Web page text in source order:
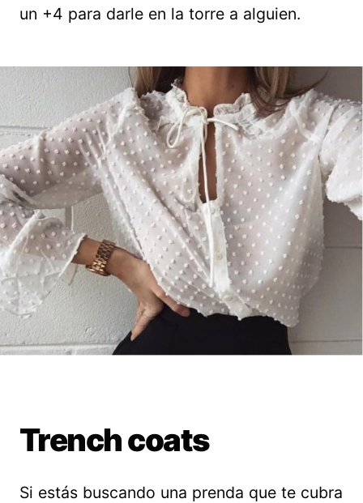
un +4 para darle en la torre a alguien.
Trench coats
Si estás buscando una prenda que te cubra